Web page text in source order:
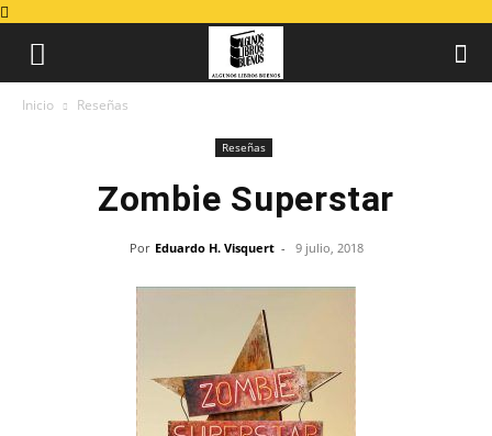
Inicio Reseñas
Reseñas
Zombie Superstar
Por Eduardo H. Visquert - 9 julio, 2018